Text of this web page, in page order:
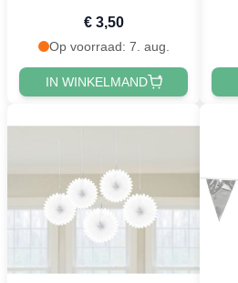
€ 3,50
Op voorraad: 7. aug.
IN WINKELMAND